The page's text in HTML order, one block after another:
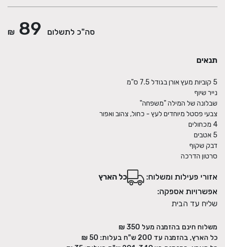
סה"כ לתשלום 89
₪
תנאים
סרטון הדרכה
אזורי פעילות ומשלוח:
כל הארץ
אפשרויות אספקה:
שליח עד הבית
משלוח חינם בהזמנה מעל 350
₪
כל הארץ, בהזמנה עד 200 ש"ח בעלות: